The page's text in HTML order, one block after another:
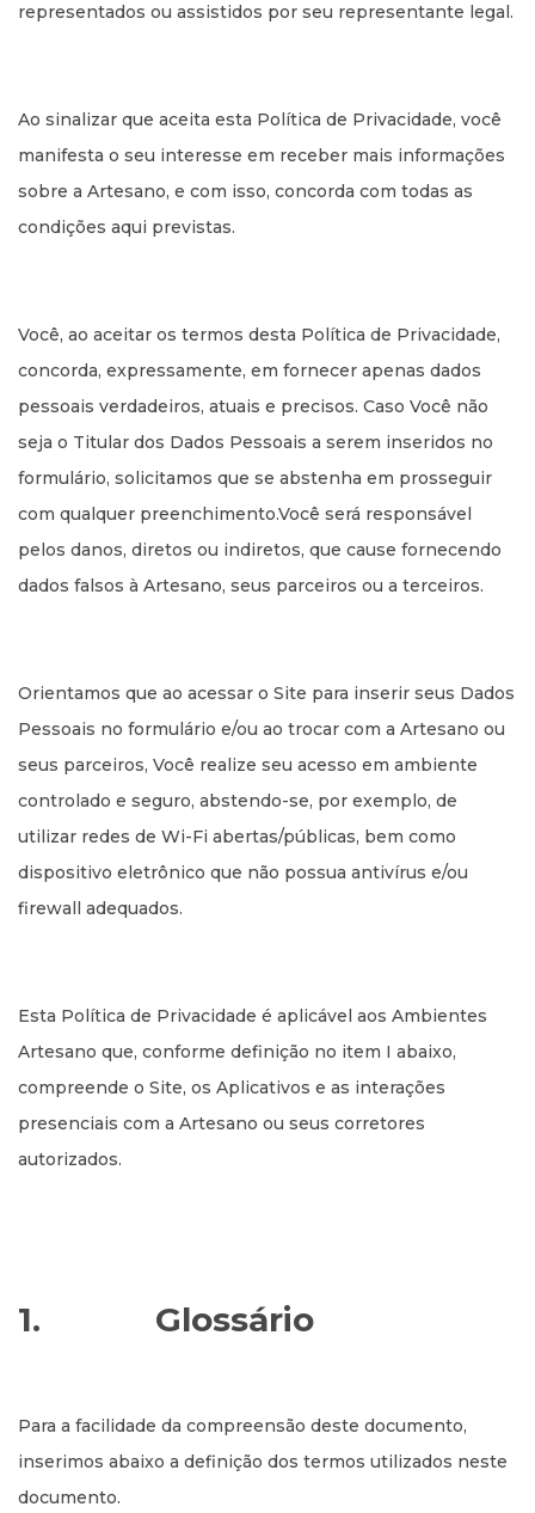
representados ou assistidos por seu representante legal.
Ao sinalizar que aceita esta Política de Privacidade, você
manifesta o seu interesse em receber mais informações
sobre a Artesano, e com isso, concorda com todas as
condições aqui previstas.
Você, ao aceitar os termos desta Política de Privacidade,
concorda, expressamente, em fornecer apenas dados
pessoais verdadeiros, atuais e precisos. Caso Você não
seja o Titular dos Dados Pessoais a serem inseridos no
formulário, solicitamos que se abstenha em prosseguir
com qualquer preenchimento.Você será responsável
pelos danos, diretos ou indiretos, que cause fornecendo
dados falsos à Artesano, seus parceiros ou a terceiros.
Orientamos que ao acessar o Site para inserir seus Dados
Pessoais no formulário e/ou ao trocar com a Artesano ou
seus parceiros, Você realize seu acesso em ambiente
controlado e seguro, abstendo-se, por exemplo, de
utilizar redes de Wi-Fi abertas/públicas, bem como
dispositivo eletrônico que não possua antivírus e/ou
firewall adequados.
Esta Política de Privacidade é aplicável aos Ambientes
Artesano que, conforme definição no item I abaixo,
compreende o Site, os Aplicativos e as interações
presenciais com a Artesano ou seus corretores
autorizados.
1. Glossário
Para a facilidade da compreensão deste documento,
inserimos abaixo a definição dos termos utilizados neste
documento.